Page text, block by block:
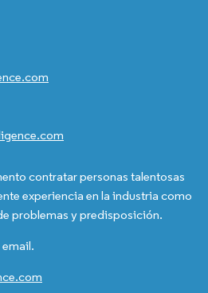
contratar personas talentosas
experiencia en la industria como
problemas y predisposición.
email.